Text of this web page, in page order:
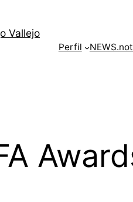
Vallejo
Perfil